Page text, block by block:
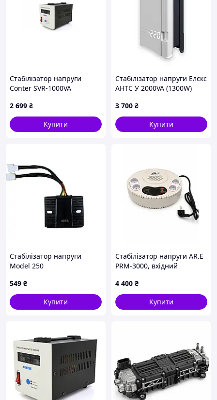
Стабілізатор напруги
Conter SVR-1000VA
2 699 ₴
Купити
Стабілізатор напруги Елєкс
АНТС У 2000VA (1300W)
3 700 ₴
Купити
Стабілізатор напруги
Model 250
549 ₴
Купити
Стабілізатор напруги AR.E
PRM-3000, вхідний
4 400 ₴
Купити